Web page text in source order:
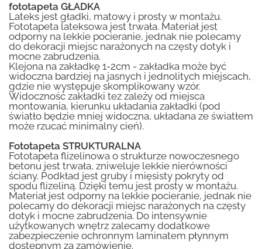
fototapeta GŁADKA
Lateks jest gładki, matowy i prosty w montażu.
Fototapeta lateksowa jest trwała. Materiał jest
odporny na lekkie pocieranie, jednak nie polecamy
do dekoracji miejsc narażonych na częsty dotyk i
mocne zabrudzenia.
Klejona na zakładkę 1-2cm - zakładka może być
widoczna bardziej na jasnych i jednolitych miejscach,
gdzie nie występuje skomplikowany wzór.
Widoczność zakładki tez zależy od miejsca
montowania, kierunku układania zakładki (pod
światło będzie mniej widoczna, układana ze światłem
może rzucać minimalny cień).
Fototapeta STRUKTURALNA
Fototapeta flizelinowa o strukturze nowoczesnego
betonu jest trwała, zniweluje lekkie nierówności
ściany. Podkład jest gruby i mięsisty pokryty od
spodu flizeliną. Dzięki temu jest prosty w montażu.
Materiał jest odporny na lekkie pocieranie, jednak nie
polecamy do dekoracji miejsc narażonych na częsty
dotyk i mocne zabrudzenia. Do intensywnie
użytkowanych wnętrz zalecamy dodatkowe
zabezpieczenie ochronnym laminatem płynnym
dostępnym za zamówienie.